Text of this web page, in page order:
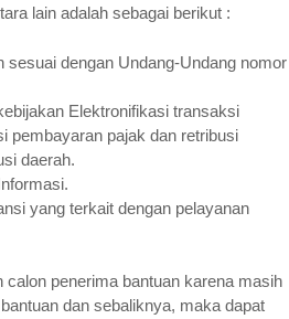
lain adalah sebagai berikut :
dengan Undang-Undang nomor
Elektronifikasi transaksi
pembayaran pajak dan retribusi
daerah.
yang terkait dengan pelayanan
penerima bantuan karena masih
dan sebaliknya, maka dapat